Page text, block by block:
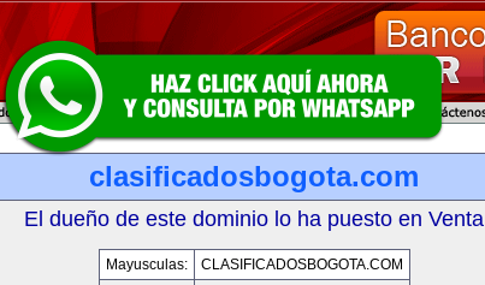
clasificadosbogota.com
El dueño de este dominio lo ha puesto en Venta
Mayusculas:
CLASIFICADOSBOGOTA.COM